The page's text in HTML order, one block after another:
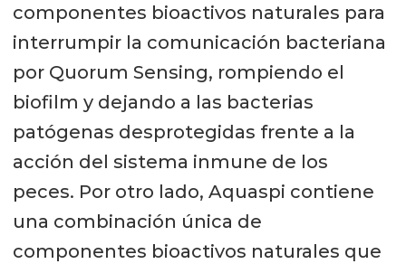
componentes bioactivos naturales para
interrumpir la comunicación bacteriana
por Quorum Sensing, rompiendo el
biofilm y dejando a las bacterias
patógenas desprotegidas frente a la
acción del sistema inmune de los
peces. Por otro lado, Aquaspi contiene
una combinación única de
componentes bioactivos naturales que